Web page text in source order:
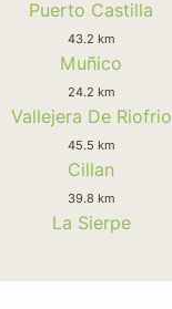
Puerto Castilla
43.2 km
Muñico
24.2 km
Vallejera De Riofrio
45.5 km
Cillan
39.8 km
La Sierpe